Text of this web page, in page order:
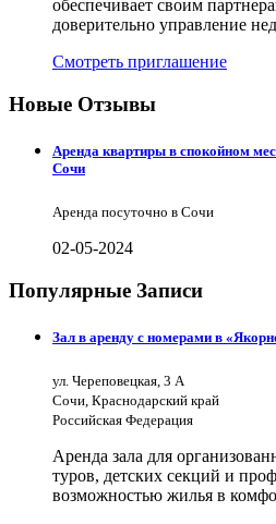
обеспечивает своим
доверительно управление
Смотреть приглашение
Новые Отзывы
Аренда квартиры в спокойном
Сочи
Аренда посуточно в Сочи
02-05-2024
Популярные Записи
Зал в аренду с номерами в
ул. Череповецкая, 3 А
Сочи, Краснодарский край
Российская Федерация
Аренда зала для
туров, детских секций и
возможностью жилья в